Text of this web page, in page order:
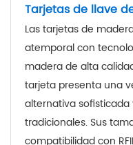
Tarjetas de llave
Las tarjetas de
atemporal con
madera de alta
tarjeta presenta una
alternativa
tradicionales. Sus
compatibilidad con